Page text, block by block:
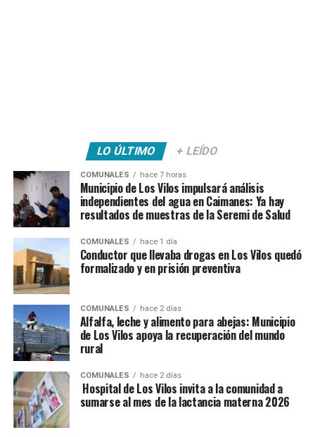
LO ÚLTIMO + LEÍDO
COMUNALES hace 7 horas
Municipio de Los Vilos impulsará análisis
independientes del agua en Caimanes: Ya hay
resultados de muestras de la Seremi de Salud
COMUNALES hace 1 día
Conductor que llevaba drogas en Los Vilos quedó
formalizado y en prisión preventiva
COMUNALES hace 2 días
Alfalfa, leche y alimento para abejas: Municipio
de Los Vilos apoya la recuperación del mundo
rural
COMUNALES hace 2 días
Hospital de Los Vilos invita a la comunidad a
sumarse al mes de la lactancia materna 2026